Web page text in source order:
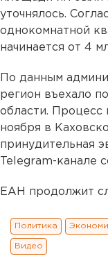
уточнялось.
однокомнатной
начинается от 4
По данным
регион въехало
области. Процесс
ноября в
принудительная
Telegram-канале
ЕАН продолжит
Политика
Видео